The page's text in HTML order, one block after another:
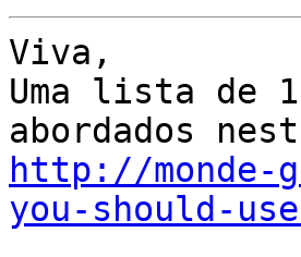
Viva,
Uma lista de
http://monde-
you-should-